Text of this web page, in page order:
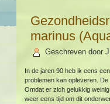
marinus
Geschreven door
In de jaren 90 heb ik eens
problemen kan opleveren.
Omdat er zich gelukkig
weer eens tijd om dit